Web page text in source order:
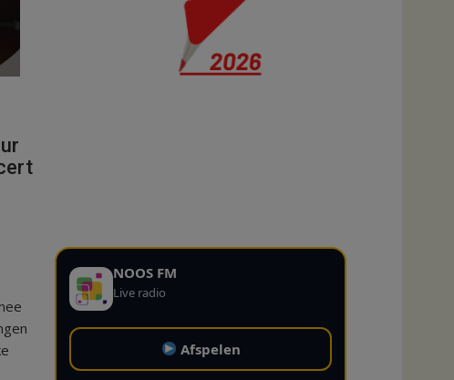
NOOS FM
Live radio
Afspelen